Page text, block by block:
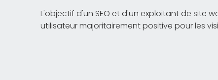
L'objectif d'un SEO et d'un exploitant de site
utilisateur majoritairement positive pour les